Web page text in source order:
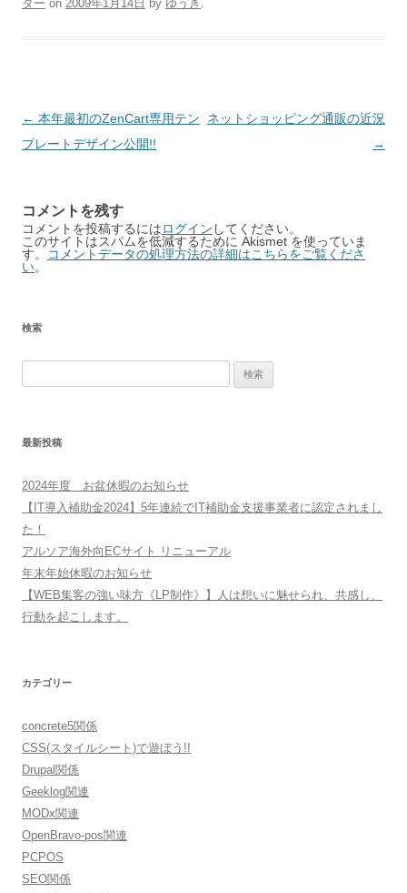
ター on 2009年1月14日 by ゆうき .
Post
navigation
← 本年最初のZenCart専用テン
プレートデザイン公開!!
ネットショッピング通販の近況
→
コメントを残す
コメントを投稿するにはログイン してください。
このサイトはスパムを低減するために Akismet を使っていま
す。
コメントデータの処理方法の詳細はこちらをご覧くださ
い。
検索
最新投稿
2024年度 お盆休暇のお知らせ
【IT導入補助金2024】5年連続でIT補助金支援事業者に認定されまし
た！
アルソア海外向ECサイト リニューアル
年末年始休暇のお知らせ
【WEB集客の強い味方《LP制作》】人は想いに魅せられ、共感し、
行動を起こします。
カテゴリー
concrete5関係
CSS(スタイルシート)で遊ぼう!!
Drupal関係
Geeklog関連
MODx関連
OpenBravo-pos関連
PCPOS
SEO関係